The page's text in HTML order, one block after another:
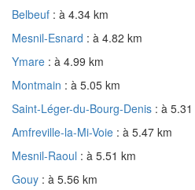
Belbeuf : à 4.34 km
Mesnil-Esnard : à 4.82 km
Ymare : à 4.99 km
Montmain : à 5.05 km
Saint-Léger-du-Bourg-Denis : à
Amfreville-la-Mi-Voie : à 5.47 km
Mesnil-Raoul : à 5.51 km
Gouy : à 5.56 km